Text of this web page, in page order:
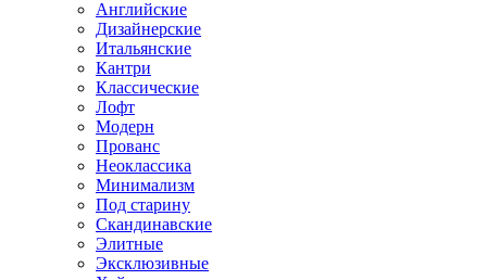
Английские
Дизайнерские
Итальянские
Кантри
Классические
Лофт
Модерн
Прованс
Неоклассика
Минимализм
Под старину
Скандинавские
Элитные
Эксклюзивные